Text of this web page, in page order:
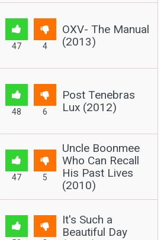
47 4
OXV- The Manual
(2013)
48 6
Post Tenebras
Lux (2012)
47 5
Uncle Boonmee
Who Can Recall
His Past Lives
(2010)
It's Such a
Beautiful Day